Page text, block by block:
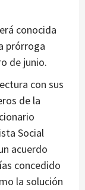
conocida
prórroga
de junio.
con sus
de la
Social
acuerdo
concedido
la solución